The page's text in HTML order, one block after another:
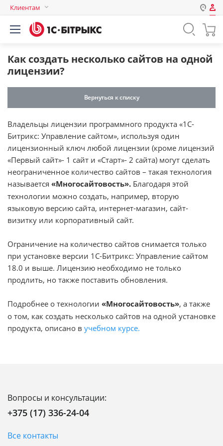
Клиентам
Беларусь
Авторизация
Запомнить меня на этом
компьютере
Забыли свой пароль?
или войдите с помощью
Как создать несколько сайтов на одной
лицензии?
Вернуться к списку
Владельцы лицензии программного продукта «1С-
Битрикс: Управление сайтом», используя один
лицензионный ключ любой лицензии (кроме лицензий
«Первый сайт»- 1 сайт и «Старт»- 2 сайта) могут сделать
неограниченное количество сайтов – такая технология
называется «Многосайтовость». Благодаря этой
технологии можно создать, например, вторую
языковую версию сайта, интернет-магазин, сайт-
визитку или корпоративный сайт.
Ограничение на количество сайтов снимается только
при установке версии 1С-Битрикс: Управление сайтом
18.0 и выше. Лицензию необходимо не только
продлить, но также поставить обновления.
Подробнее о технологии «Многосайтовость», а также
о том, как создать несколько сайтов на одной установке
продукта, описано в учебном курсе.
Вопросы и консультации:
+375 (17) 336-24-04
Все контакты